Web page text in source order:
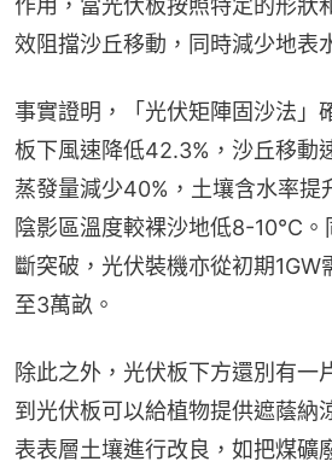
效阻擋沙丘移動，同時減少地表
事實證明，「光伏矩陣固沙法」
板下風速降低42.3%，沙丘移動
蒸發量減少40%，土壤含水率提
陰影區溫度較裸沙地低8-10℃。
斷突破，光伏裝機亦從初期1GW
至3萬畝。
除此之外，光伏板下方還別有一
到光伏板可以給植物提供遮蔭納
表表層土壤進行改良，如把煤礦